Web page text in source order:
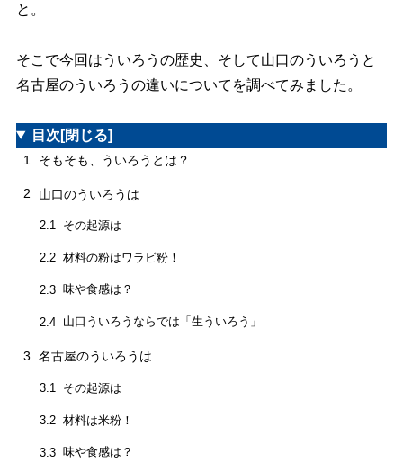
と。
そこで今回はういろうの歴史、そして山口のういろうと
名古屋のういろうの違いについてを調べてみました。
目次 [閉じる]
1 そもそも、ういろうとは？
2 山口のういろうは
2.1 その起源は
2.2 材料の粉はワラビ粉！
2.3 味や食感は？
2.4 山口ういろうならでは「生ういろう」
3 名古屋のういろうは
3.1 その起源は
3.2 材料は米粉！
3.3 味や食感は？